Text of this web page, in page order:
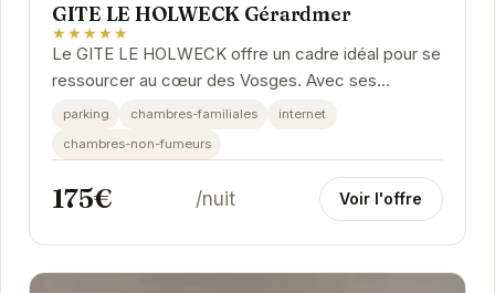
GITE LE HOLWECK Gérardmer
★★★★★
Le GITE LE HOLWECK offre un cadre idéal pour se
ressourcer au cœur des Vosges. Avec ses
équipements modernes et son ambiance
parking chambres-familiales
internet
chambres-non-fumeurs
175€ /nuit Voir l'offre